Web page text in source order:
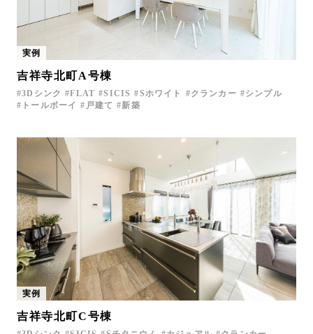
実例
吉祥寺北町A号棟
3Dシンク FLAT SICIS Sホワイト クランカー
シンプル
トールボーイ
戸建て 新築
実例
吉祥寺北町C号棟